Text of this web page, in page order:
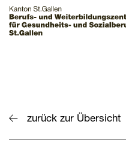
zurück zur Übersicht
Weiterbildung